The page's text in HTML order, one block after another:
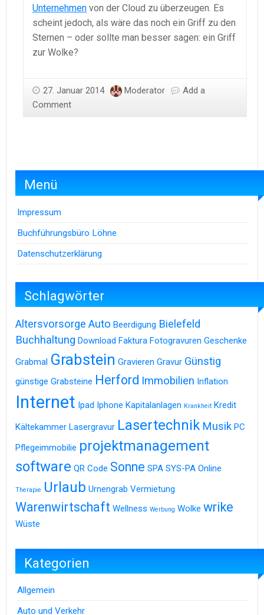
Unternehmen von der Cloud zu überzeugen. Es
scheint jedoch, als wäre das noch ein Griff zu den
Sternen – oder sollte man besser sagen: ein Griff
zur Wolke?
27. Januar 2014 Moderator
Add a
Comment
Menü
Impressum
Buchführungsbüro Löhne
Datenschutzerklärung
Schlagwörter
Altersvorsorge Auto Beerdigung Bielefeld
Buchhaltung Download Faktura Fotogravuren Geschenke
Grabmal Grabstein Gravieren Gravur Günstig
günstige Grabsteine Herford Immobilien Inflation
Internet Ipad Iphone Kapitalanlagen Krankheit Kredit
Kältekammer Lasergravur Lasertechnik Musik PC
Pflegeimmobilie projektmanagement
software QR Code Sonne SPA SYS-PA Online
Therapie Urlaub Urnengrab Vermietung
Warenwirtschaft Wellness Werbung Wolke wrike
Wüste
Kategorien
Allgemein
Auto und Verkehr